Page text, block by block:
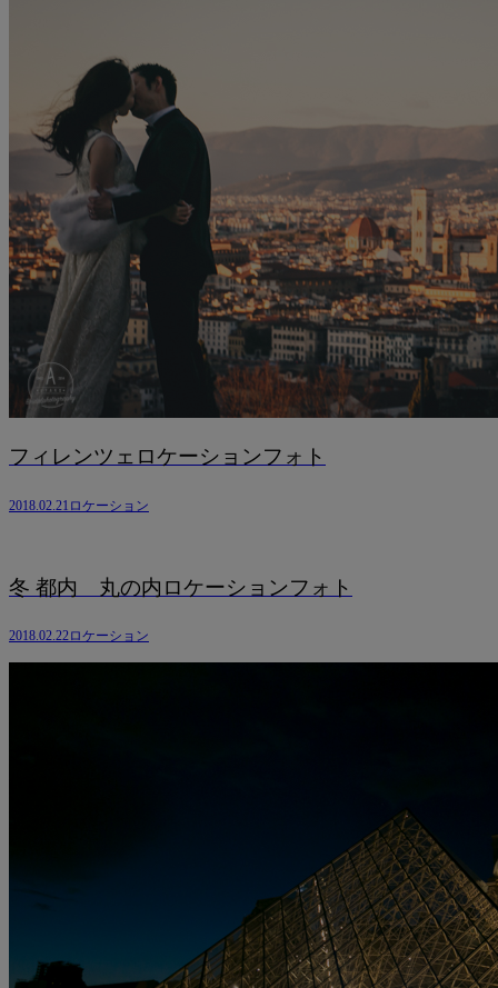
フィレンツェロケーションフォト
2018.02.21 ロケーション
冬 都内 丸の内ロケーションフォト
2018.02.22ロケーション